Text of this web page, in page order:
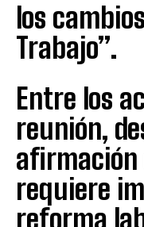
los
Trabajo”.
Entre los
reunión,
afirmación
requiere
reforma